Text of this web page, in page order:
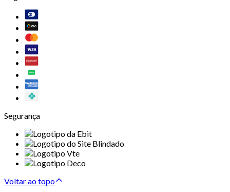
Segurança
Voltar ao topo